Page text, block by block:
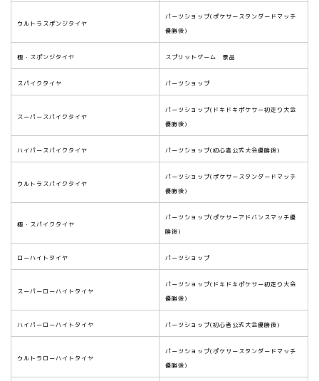
ウルトラスポンジタイヤ
パーツショップ(ポケサースタンダードマッチ
優勝後)
極・スポンジタイヤ スプリットゲーム 景品
スパイクタイヤ パーツショップ
スーパースパイクタイヤ
パーツショップ(ドキドキポケサー初走り大会
優勝後)
ハイパースパイクタイヤ パーツショップ(初心者公式大会優勝後)
ウルトラスパイクタイヤ
パーツショップ(ポケサースタンダードマッチ
優勝後)
極・スパイクタイヤ
パーツショップ(ポケサーアドバンスマッチ優
勝後)
ローハイトタイヤ パーツショップ
スーパーローハイトタイヤ
パーツショップ(ドキドキポケサー初走り大会
優勝後)
ハイパーローハイトタイヤ パーツショップ(初心者公式大会優勝後)
ウルトラローハイトタイヤ
パーツショップ(ポケサースタンダードマッチ
優勝後)